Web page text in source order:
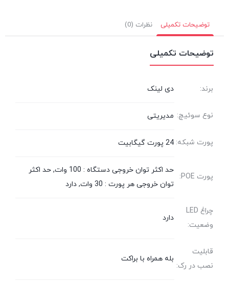
توضیحات تکمیلی نظرات (0)
توضیحات تکمیلی
برند: دی لینک
نوع سوئیچ: مدیریتی
پورت شبکه: 24 پورت گیگابیت
پورت POE:
حد اکثر توان خروجی دستگاه : 100 وات, حد اکثر
توان خروجی هر پورت : 30 وات, دارد
چراغ LED
وضعیت:
دارد
قابلیت
نصب در رک:
بله همراه با براکت